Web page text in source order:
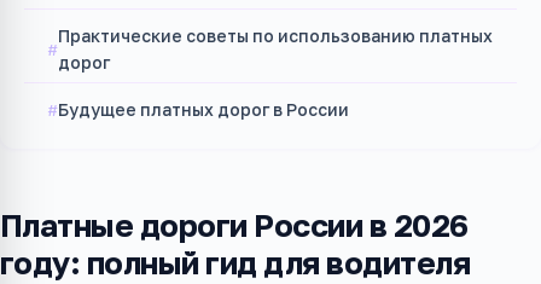
Практические советы по использованию платных
дорог
Будущее платных дорог в России
Платные дороги России в 2026
году: полный гид для водителя